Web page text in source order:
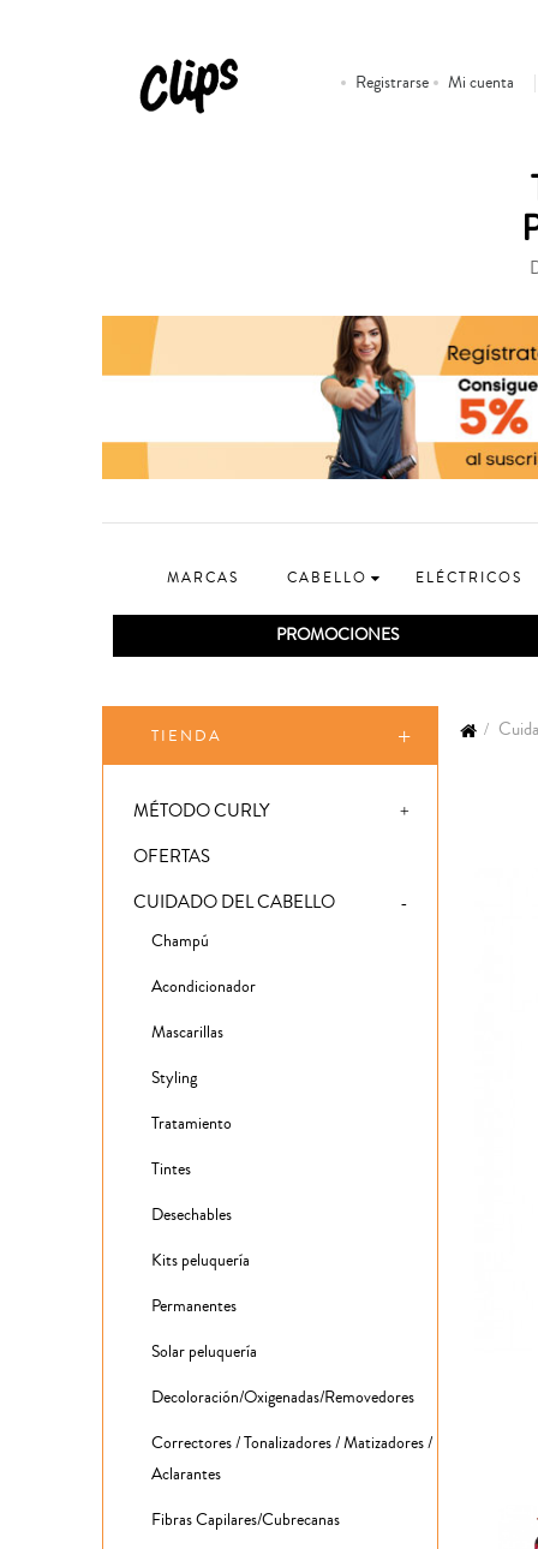
Registrarse Mi cuenta
MARCAS CABELLO ELÉCTRICOS
PROMOCIONES
TIENDA
MÉTODO CURLY
OFERTAS
CUIDADO DEL CABELLO
Champú
Acondicionador
Mascarillas
Styling
Tratamiento
Tintes
Desechables
Kits peluquería
Permanentes
Solar peluquería
Decoloración/Oxigenadas/Removedores
Correctores / Tonalizadores / Matizadores /
Aclarantes
Fibras Capilares/Cubrecanas